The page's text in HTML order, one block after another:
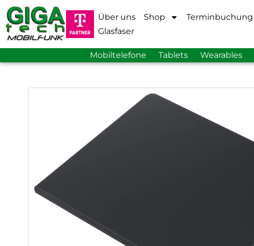
Über uns Shop Terminbuchung
Glasfaser
Mobiltelefone Tablets Wearables